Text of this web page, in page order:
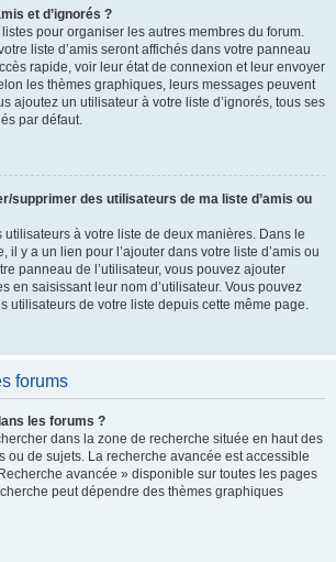
et d’ignorés ?
pour organiser les autres membres du forum.
liste d’amis seront affichés dans votre panneau
rapide, voir leur état de connexion et leur envoyer
les thèmes graphiques, leurs messages peuvent
ajoutez un utilisateur à votre liste d’ignorés, tous ses
par défaut.
supprimer des utilisateurs de ma liste d’amis ou
utilisateurs à votre liste de deux manières. Dans le
il y a un lien pour l’ajouter dans votre liste d’amis ou
panneau de l’utilisateur, vous pouvez ajouter
en saisissant leur nom d’utilisateur. Vous pouvez
utilisateurs de votre liste depuis cette même page.
forums
les forums ?
dans la zone de recherche située en haut des
ou de sujets. La recherche avancée est accessible
avancée » disponible sur toutes les pages
peut dépendre des thèmes graphiques